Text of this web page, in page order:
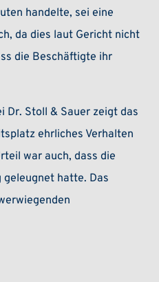
handelte, sei eine
da dies laut Gericht nicht
die Beschäftigte ihr
Dr. Stoll & Sauer zeigt das
ehrliches Verhalten
war auch, dass die
hatte. Das